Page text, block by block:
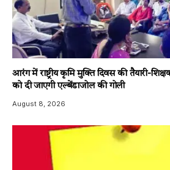
आरंग में राष्ट्रीय कृमि मुक्ति दिवस की तैयारी-
को दी जाएगी एल्बेंडाजोल की गोली
August 8, 2026